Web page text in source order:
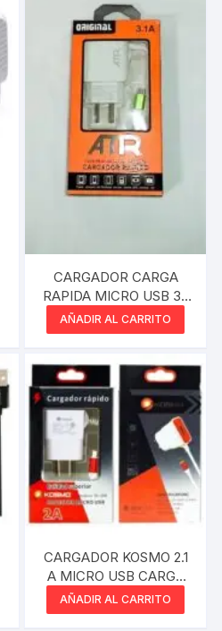
CARGADOR CARGA
RAPIDA MICRO USB 3.1
CHARGER TRAVEL
AÑADIR AL CARRITO
CARGADOR KOSMO 2.1
A MICRO USB CARGA
RÁPIDA
AÑADIR AL CARRITO